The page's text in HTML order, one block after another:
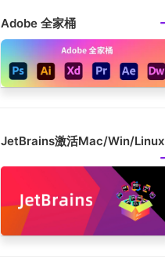
Adobe 全家桶
JetBrains激活Mac/Win/Linux